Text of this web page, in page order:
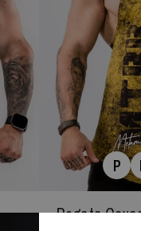
P
Regata